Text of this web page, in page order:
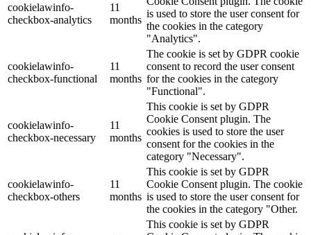
cookielawinfo-
checkbox-analytics
11
months
is used to store the user consent for
the cookies in the category
"Analytics".
cookielawinfo-
checkbox-functional
11
months
The cookie is set by GDPR cookie
consent to record the user consent
for the cookies in the category
"Functional".
cookielawinfo-
checkbox-necessary
11
months
This cookie is set by GDPR
Cookie Consent plugin. The
cookies is used to store the user
consent for the cookies in the
category "Necessary".
cookielawinfo-
checkbox-others
11
months
This cookie is set by GDPR
Cookie Consent plugin. The cookie
is used to store the user consent for
the cookies in the category "Other.
This cookie is set by GDPR